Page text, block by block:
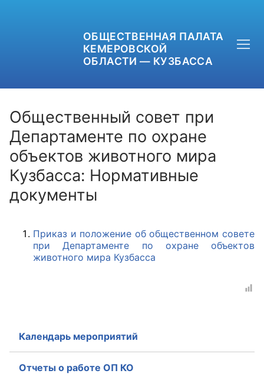
ОБЩЕСТВЕННАЯ ПАЛАТА
КЕМЕРОВСКОЙ
ОБЛАСТИ — КУЗБАССА
+7 (3842) 58-82-40
OPKO42@BK.RU
Общественные советы при территориальных
органах федеральных органов
исполнительной власти
Общественный совет при
Департаменте по охране
объектов животного мира
Кузбасса: Нормативные
документы
Приказ и положение об общественном совете
при Департаменте по охране объектов
животного мира Кузбасса
Календарь мероприятий
Отчеты о работе ОП КО